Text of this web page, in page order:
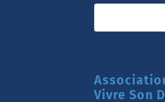
Vivre Son